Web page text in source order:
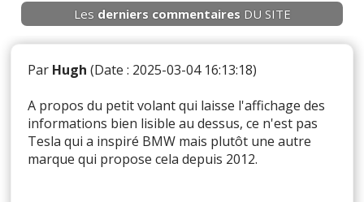
Les derniers commentaires DU SITE
Par Hugh (Date : 2025-03-04 16:13:18)
A propos du petit volant qui laisse l'affichage des
informations bien lisible au dessus, ce n'est pas
Tesla qui a inspiré BMW mais plutôt une autre
marque qui propose cela depuis 2012.